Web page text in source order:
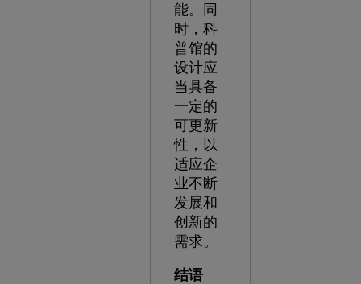
能。同
时，科
普馆的
设计应
当具备
一定的
可更新
性，以
适应企
业不断
发展和
创新的
需求。
结语